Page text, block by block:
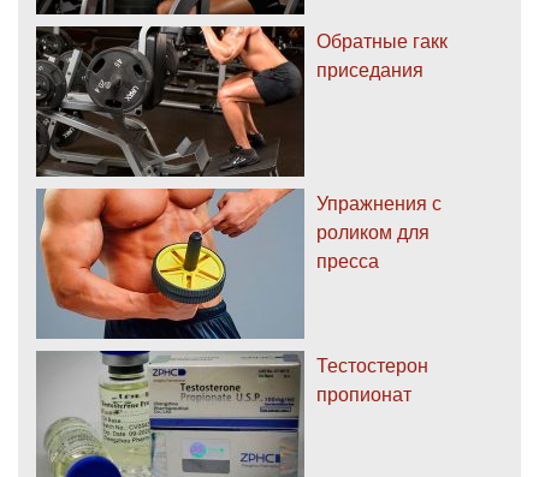
Обратные гакк
приседания
Упражнения с
роликом для
пресса
Тестостерон
пропионат